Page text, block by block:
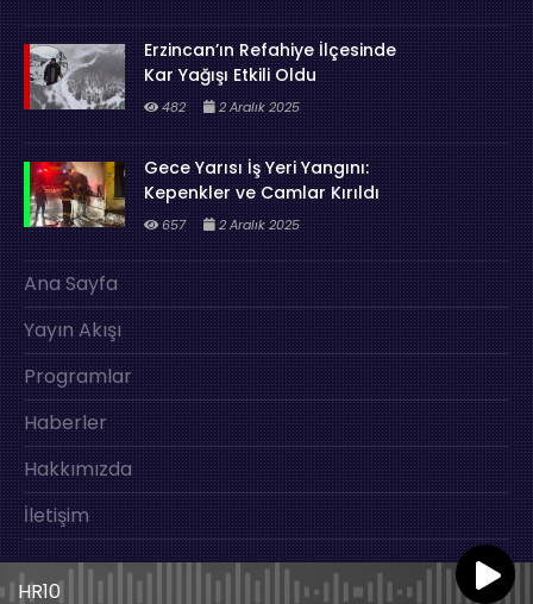
HR10
Erzincan’ın Refahiye İlçesinde
Kar Yağışı Etkili Oldu
482 2 Aralık 2025
Gece Yarısı İş Yeri Yangını:
Kepenkler ve Camlar Kırıldı
657 2 Aralık 2025
Ana Sayfa
Yayın Akışı
Programlar
Haberler
Hakkımızda
İletişim